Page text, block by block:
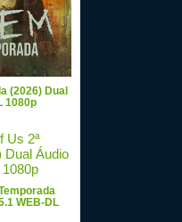
(2026) Dual
1080p
WEB-DL